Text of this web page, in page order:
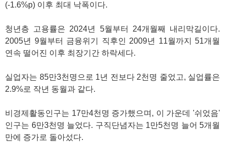
(-1.6%p) 이후 최대 낙폭이다.
청년층 고용률은 2024년 5월부터 24개월째 내리막길이다.
2005년 9월부터 금융위기 직후인 2009년 11월까지 51개월
연속 떨어진 이후 최장기간 하락세다.
실업자는 85만3천명으로 1년 전보다 2천명 줄었고, 실업률은
2.9%로 작년 동월과 같다.
비경제활동인구는 17만4천명 증가했으며, 이 가운데 '쉬었음'
인구는 6만3천명 늘었다. 구직단념자는 1만5천명 늘어 5개월
만에 증가로 돌아섰다.